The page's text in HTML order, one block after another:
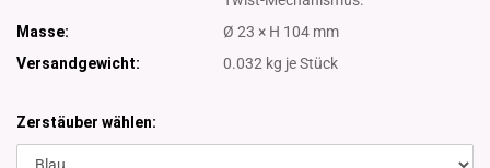
Masse:
Ø 23 × H 104 mm
Versandgewicht:
0.032 kg je Stück
Zerstäuber wählen: